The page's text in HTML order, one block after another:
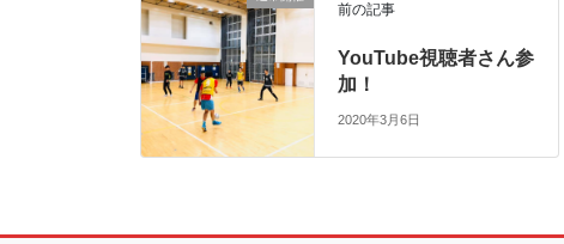
前の記事
YouTube視聴者さん参
加！
2020年3月6日